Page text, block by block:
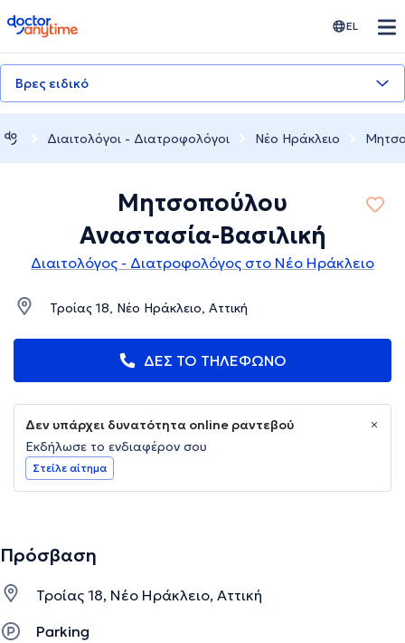
doctoranytime EL
Βρες ειδικό
Διαιτολόγοι - Διατροφολόγοι Νέο Ηράκλειο
Μητσοπούλου
Αναστασία-Βασιλική
Διαιτολόγος - Διατροφολόγος στο Νέο Ηράκλειο
Τροίας 18, Νέο Ηράκλειο, Αττική
ΔΕΣ ΤΟ ΤΗΛΕΦΩΝΟ
Δεν υπάρχει δυνατότητα online ραντεβού
Εκδήλωσε το ενδιαφέρον σου
Στείλε αίτημα
Πρόσβαση
Τροίας 18, Νέο Ηράκλειο, Αττική
Parking